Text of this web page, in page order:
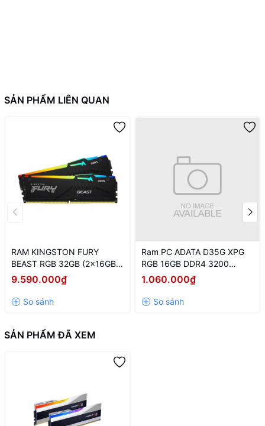
SẢN PHẨM LIÊN QUAN
RAM KINGSTON FURY
BEAST RGB 32GB (2x16GB)
DDR5 5600Mhz
(KF556C40BBAK2-32)
9.590.000₫
Ram PC ADATA D35G XPG
RGB 16GB DDR4 3200
(AX4U320016G16A-
1.060.000₫
SẢN PHẨM ĐÃ XEM